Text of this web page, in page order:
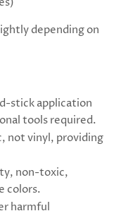
depending on
stick application
tools required.
not vinyl, providing
non-toxic,
colors.
harmful